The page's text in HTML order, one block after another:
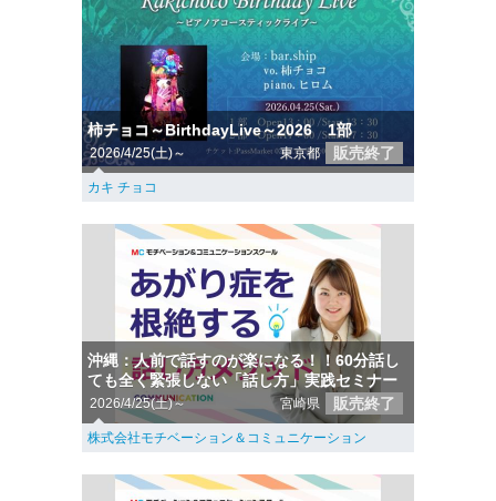
柿チョコ～BirthdayLive～2026 1部
2026/4/25(土)～ 東京都 販売終了
カキ チョコ
沖縄：人前で話すのが楽になる！！60分話し
ても全く緊張しない「話し方」実践セミナー
2026/4/25(土)～ 宮崎県 販売終了
株式会社モチベーション＆コミュニケーション